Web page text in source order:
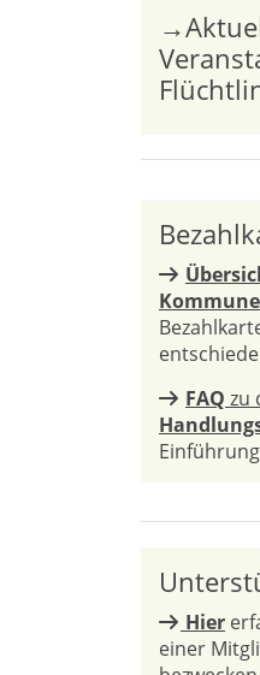
FAQ zu
Hier
einer